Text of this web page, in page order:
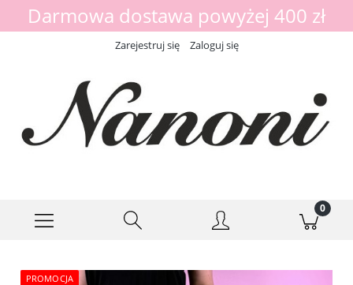
Darmowa dostawa powyżej 400 zł
Zarejestruj się Zaloguj się
PROMOCJA